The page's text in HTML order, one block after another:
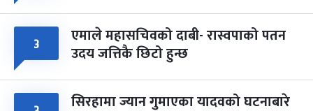
३ एमाले महासचिवको दाबी- रास्वपाको पतन
उदय जत्तिकै छिटो हुन्छ
सिरहामा ज्यान गुमाएका यादवको घटनाबारे